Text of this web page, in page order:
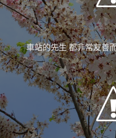
車站的先生 都非常友善